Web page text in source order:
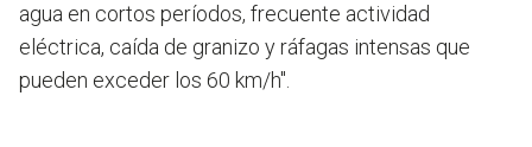
agua en cortos períodos, frecuente actividad
eléctrica, caída de granizo y ráfagas intensas que
pueden exceder los 60 km/h".